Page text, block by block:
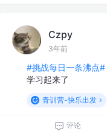
Czpy
3年前
#挑战每日一条沸点#
学习起来了
青训营-快乐出发
评论